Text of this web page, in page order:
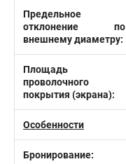
Предельное
отклонение по
внешнему диаметру:
Площадь
проволочного
покрытия (экрана):
Особенности
Бронирование: